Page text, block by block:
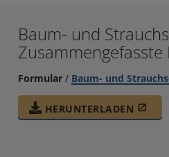
Baum- und
Formular/ Baum- und
HERUNTERLADEN